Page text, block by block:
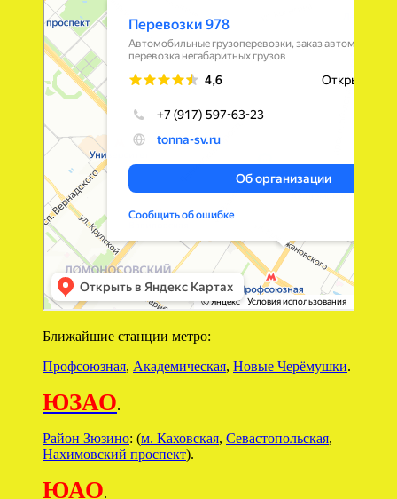
Ближайшие станции метро:
Профсоюзная, Академическая, Новые Черёмушки.
ЮЗАО.
Район Зюзино: (м. Каховская, Севастопольская,
Нахимовский проспект).
ЮАО.